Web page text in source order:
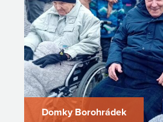
Domky Borohrádek